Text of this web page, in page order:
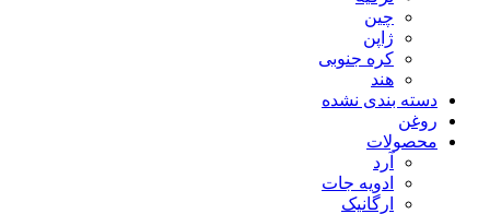
چین
ژاپن
کره جنوبی
هند
دسته بندی نشده
روغن
محصولات
آرد
ادویه جات
ارگانیک